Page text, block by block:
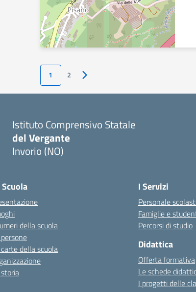
1 2 Pagina successiva
Istituto Comprensivo Statale
del Vergante
Invorio (NO)
Scuola
della scuola
della scuola
I Servizi
Personale
Famiglie e
Percorsi di studio
Didattica
Offerta formativa
Le schede
I progetti delle